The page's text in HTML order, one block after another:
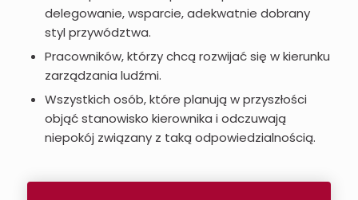
delegowanie, wsparcie, adekwatnie dobrany
styl przywództwa.
Pracowników, którzy chcą rozwijać się w kierunku
zarządzania ludźmi.
Wszystkich osób, które planują w przyszłości
objąć stanowisko kierownika i odczuwają
niepokój związany z taką odpowiedzialnością.